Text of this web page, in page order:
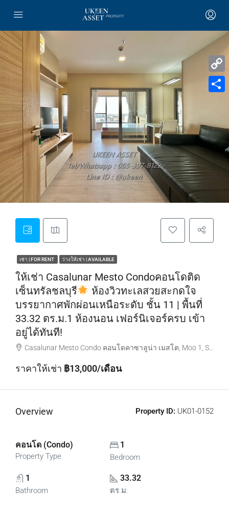
เช่า | FOR RENT ว่างให้เช่า | AVAILABLE
ให้เช่า Casalunar Mesto Condoคอนโดติด
เซ็นทรัลชลบุรี
ห้องวิวทะเลสวยสะกดใจ
บรรยากาศพักผ่อนเหนือระดับ ชั้น 11 | พื้นที่
33.32 ตร.ม.1 ห้องนอน เฟอร์นิเจอร์ครบ เข้า
อยู่ได้ทันที!
Casalunar Mesto Condo คอนโดคาซาลูน่า เมสโต, Moo 1, Samet, Chon Buri District, Chon Buri, Thailand
ราคาให้เช่า ฿13,000/เดือน
Overview Property ID: UK01-0152
คอนโด (Condo)
Property Type
1
Bedroom
1
Bathroom
33.32
ตร.ม.
Copy